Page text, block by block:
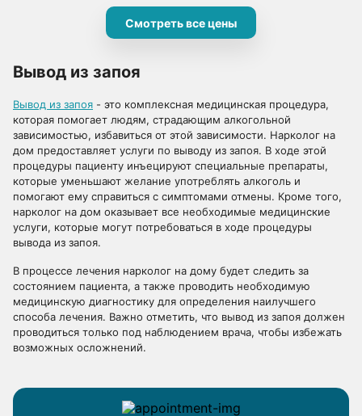
Смотреть все цены
Вывод из запоя
Вывод из запоя - это комплексная медицинская процедура,
которая помогает людям, страдающим алкогольной
зависимостью, избавиться от этой зависимости. Нарколог на
дом предоставляет услуги по выводу из запоя. В ходе этой
процедуры пациенту инъецируют специальные препараты,
которые уменьшают желание употреблять алкоголь и
помогают ему справиться с симптомами отмены. Кроме того,
нарколог на дом оказывает все необходимые медицинские
услуги, которые могут потребоваться в ходе процедуры
вывода из запоя.
В процессе лечения нарколог на дому будет следить за
состоянием пациента, а также проводить необходимую
медицинскую диагностику для определения наилучшего
способа лечения. Важно отметить, что вывод из запоя должен
проводиться только под наблюдением врача, чтобы избежать
возможных осложнений.